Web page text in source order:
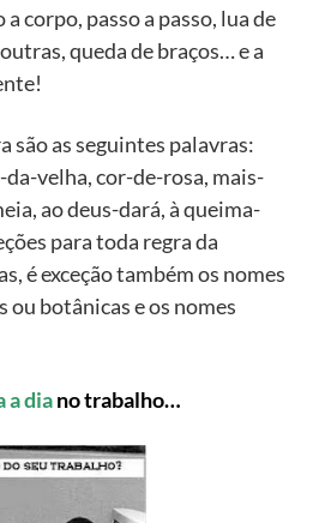
corpo, passo a passo, lua de
queda de braços… e a
são as seguintes palavras:
velha, cor-de-rosa, mais-
ao deus-dará, à queima-
para toda regra da
é exceção também os nomes
ou botânicas e os nomes
a diano trabalho…